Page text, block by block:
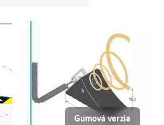
Gumová verzia